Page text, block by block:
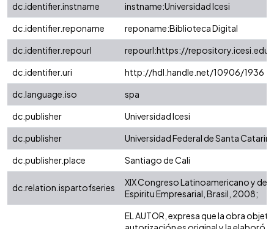
dc.identifier.instname
instname:Universidad Icesi
dc.identifier.reponame
reponame:Biblioteca Digital
dc.identifier.repourl
repourl:https://
dc.identifier.uri
http://hdl.handle.net/10906/1936
dc.language.iso
spa
dc.publisher
Universidad Icesi
dc.publisher
Universidad Federal de Santa
dc.publisher.place
Santiago de Cali
dc.relation.ispartofseries
XIX Congreso Latinoamericano y del
Espiritu Empresarial, Brasil, 2008;
EL AUTOR, expresa que la obra